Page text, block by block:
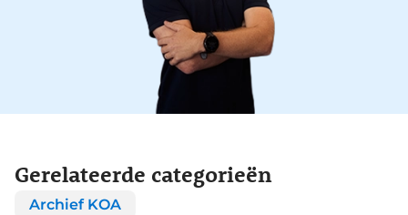
Gerelateerde categorieën
Archief KOA